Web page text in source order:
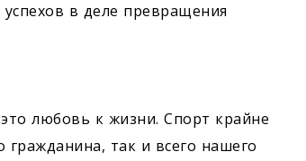
в деле превращения
любовь к жизни. Спорт крайне
гражданина, так и всего нашего